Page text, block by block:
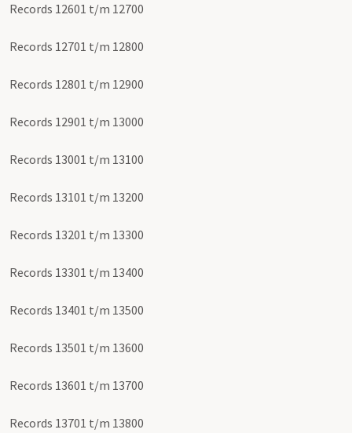
Records 12601 t/m 12700
Records 12701 t/m 12800
Records 12801 t/m 12900
Records 12901 t/m 13000
Records 13001 t/m 13100
Records 13101 t/m 13200
Records 13201 t/m 13300
Records 13301 t/m 13400
Records 13401 t/m 13500
Records 13501 t/m 13600
Records 13601 t/m 13700
Records 13701 t/m 13800